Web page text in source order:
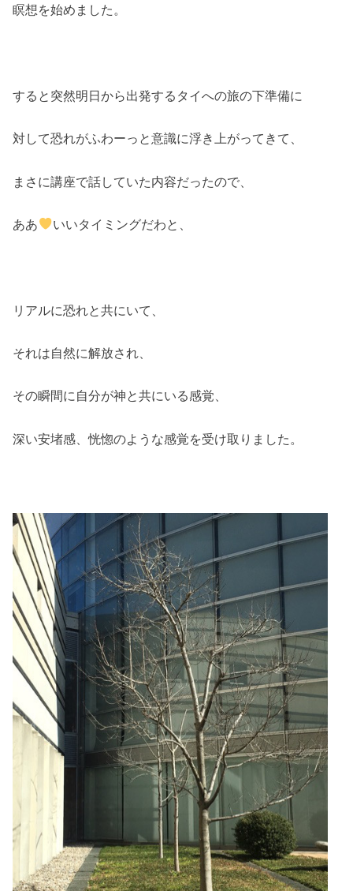
瞑想を始めました。
すると突然明日から出発するタイへの旅の下準備に
対して恐れがふわーっと意識に浮き上がってきて、
まさに講座で話していた内容だったので、
ああ いいタイミングだわと、
リアルに恐れと共にいて、
それは自然に解放され、
その瞬間に自分が神と共にいる感覚、
深い安堵感、恍惚のような感覚を受け取りました。